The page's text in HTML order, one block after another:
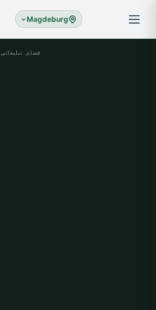
Magdeburg
فضای تبلیغاتی